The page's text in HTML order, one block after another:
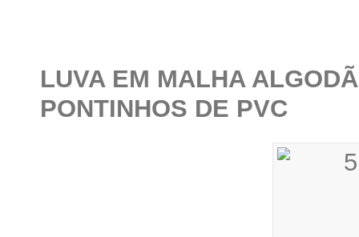
LUVA EM MALHA
PONTINHOS DE PVC